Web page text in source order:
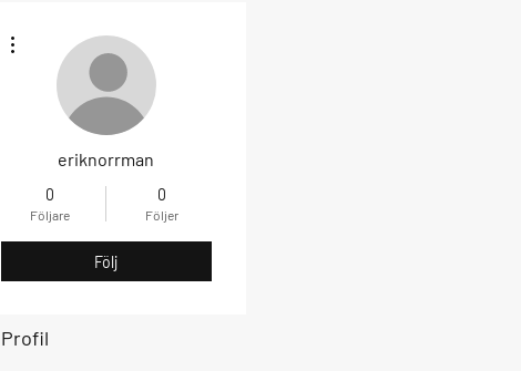
eriknorrman
0
Följare
0
Följer
Följ
Profil